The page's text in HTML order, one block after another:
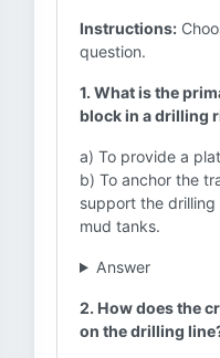
Instructions:
question.
1. What is the
block in a drilling
a) To provide a
b) To anchor the
support the drilling
mud tanks.
Answer
2. How does the
on the drilling